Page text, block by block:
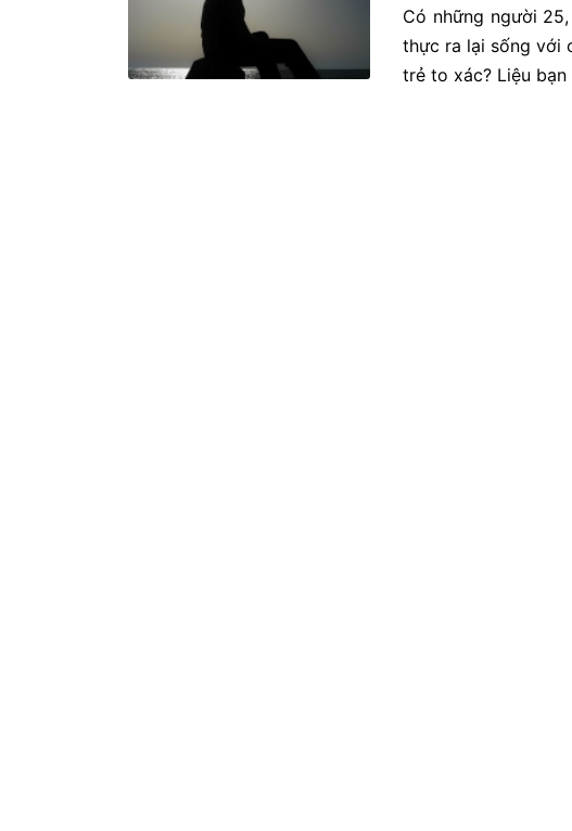
Có những người
thực ra lại sống với
trẻ to xác? Liệu